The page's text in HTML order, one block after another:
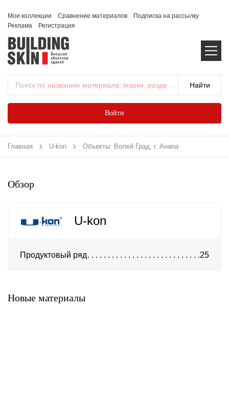
Мои коллекции Сравнение материалов
Подписка на рассылку
Реклама
Регистрация
Поиск по названию материала, марки, раздела...
Войти
Главная U-kon Объекты: Волей Град, г. Анапа
Обзор
U-kon
Продуктовый ряд 25
Новые материалы